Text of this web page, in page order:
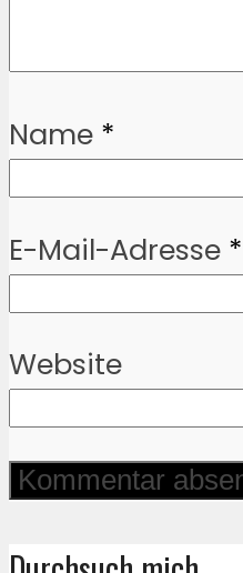
Name *
E-Mail-Adresse *
Website